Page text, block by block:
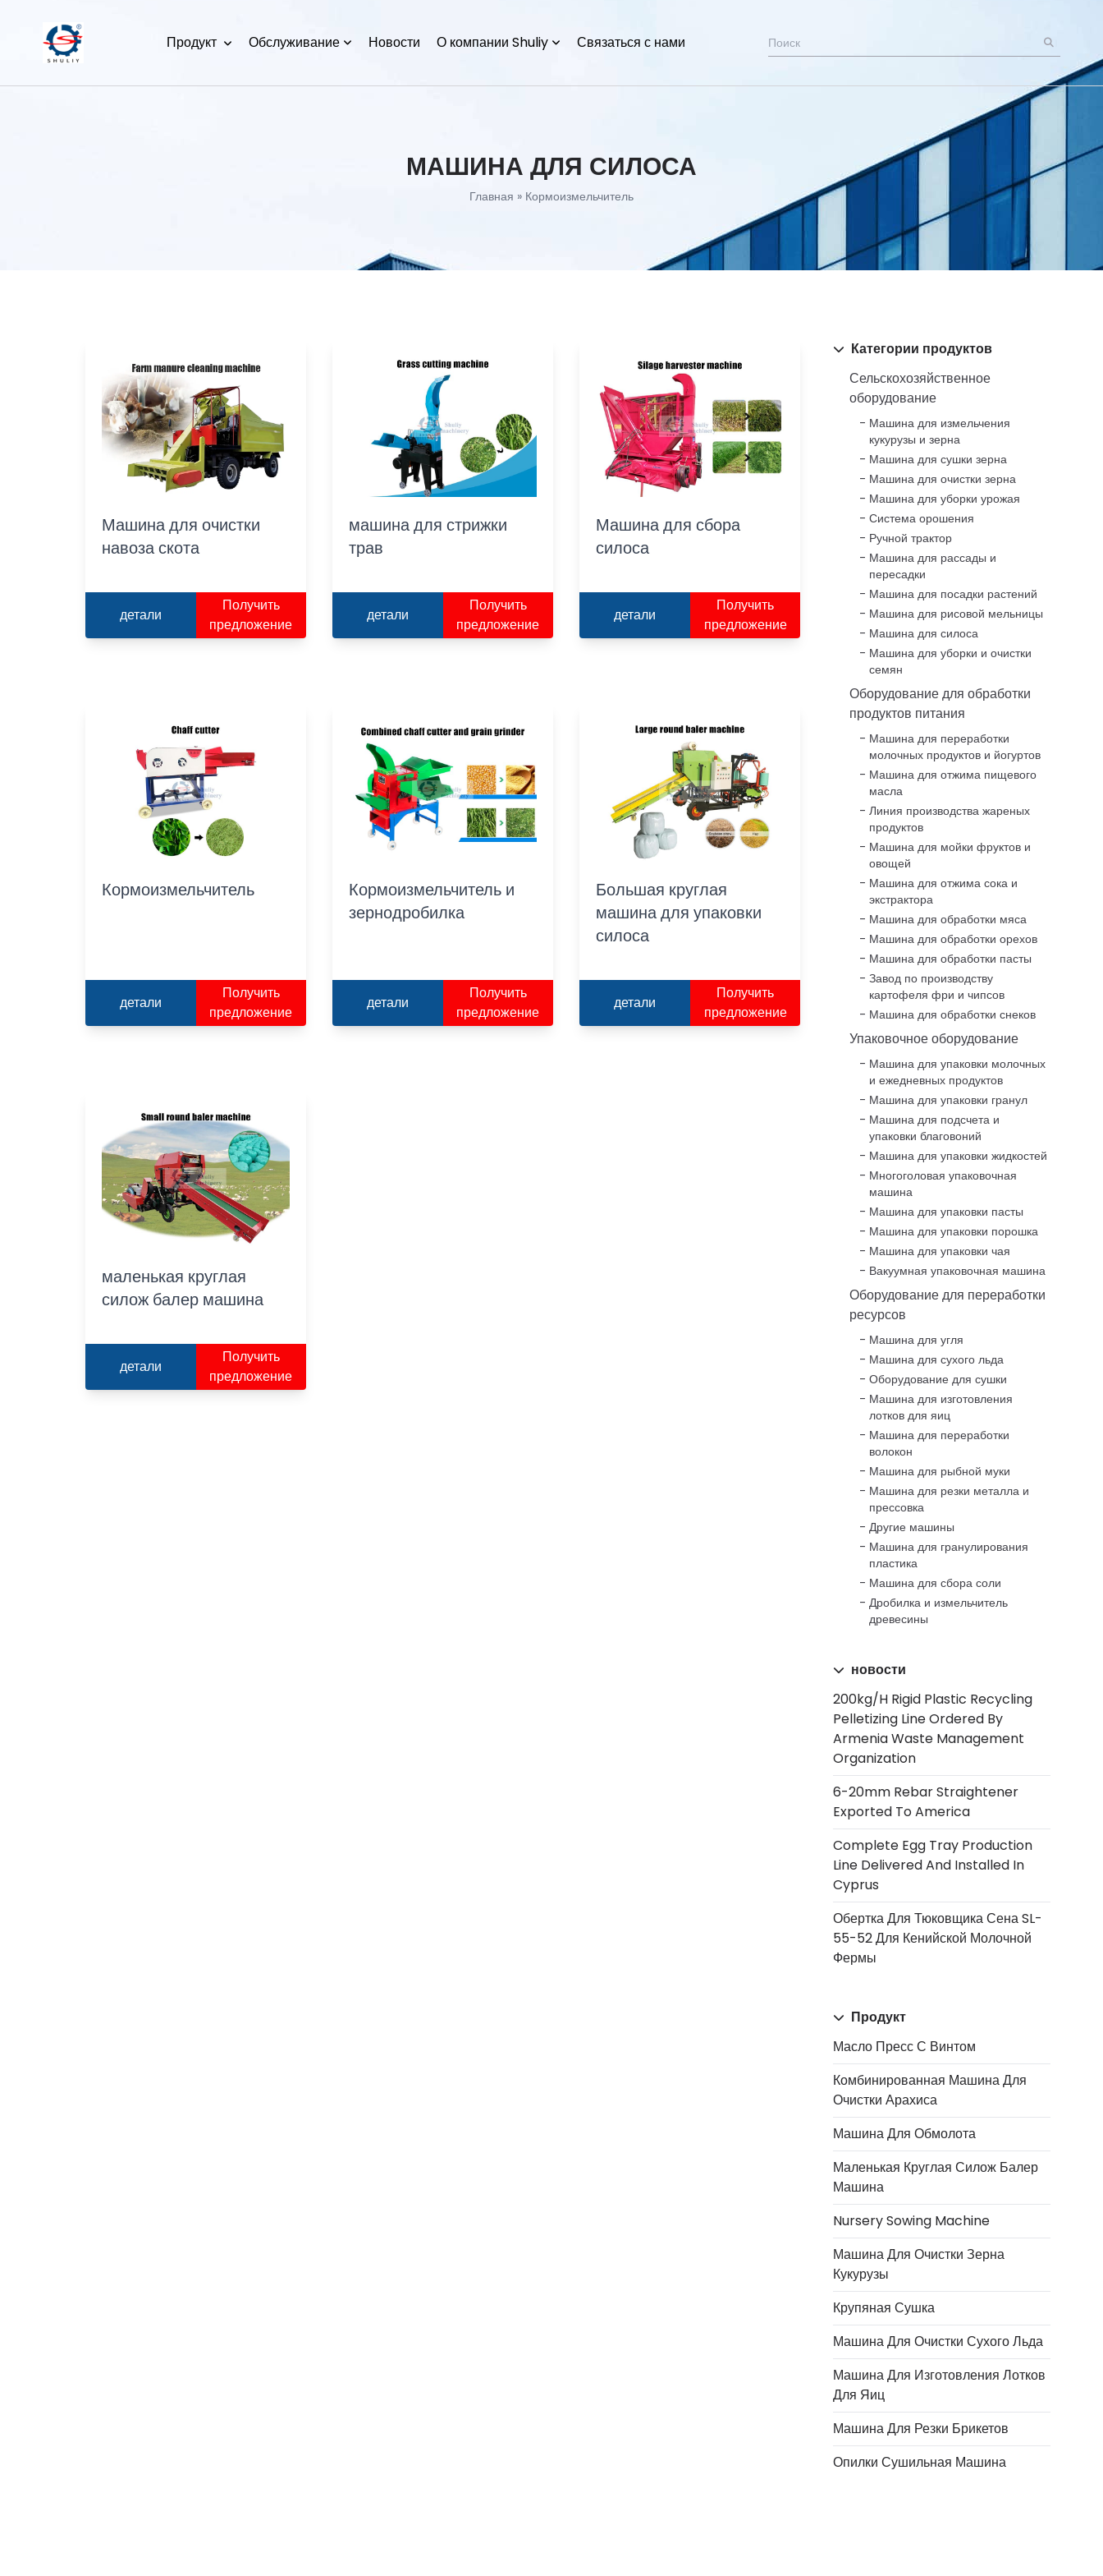
Продукт Обслуживание Новости О компании Shuliy Связаться с нами
МАШИНА ДЛЯ СИЛОСА
Главная » Кормоизмельчитель
Категории продуктов
Сельскохозяйственное
оборудование
Машина для измельчения
кукурузы и зерна
Машина для сушки зерна
Машина для очистки зерна
Машина для уборки урожая
Система орошения
Ручной трактор
Машина для рассады и
пересадки
Машина для посадки растений
Машина для рисовой мельницы
Машина для силоса
Машина для уборки и очистки
семян
Оборудование для обработки
продуктов питания
Машина для переработки
молочных продуктов и йогуртов
Машина для отжима пищевого
масла
Линия производства жареных
продуктов
Машина для мойки фруктов и
овощей
Машина для отжима сока и
экстрактора
Машина для обработки мяса
Машина для обработки орехов
Машина для обработки пасты
Завод по производству
картофеля фри и чипсов
Машина для обработки снеков
Упаковочное оборудование
Машина для упаковки молочных
и ежедневных продуктов
Машина для упаковки гранул
Машина для подсчета и
упаковки благовоний
Машина для упаковки жидкостей
Многоголовая упаковочная
машина
Машина для упаковки пасты
Машина для упаковки порошка
Машина для упаковки чая
Вакуумная упаковочная машина
Оборудование для переработки
ресурсов
Машина для угля
Машина для сухого льда
Оборудование для сушки
Машина для изготовления
лотков для яиц
Машина для переработки
волокон
Машина для рыбной муки
Машина для резки металла и
прессовка
Другие машины
Машина для гранулирования
пластика
Машина для сбора соли
Дробилка и измельчитель
древесины
новости
200kg/h Rigid Plastic Recycling
Pelletizing Line Ordered By
Armenia Waste Management
Organization
6-20mm Rebar Straightener
Exported To America
Complete Egg Tray Production
Line Delivered And Installed In
Cyprus
Обертка Для Тюковщика Сена SL-
55-52 Для Кенийской Молочной
Фермы
Продукт
Масло Пресс С Винтом
Комбинированная Машина Для
Очистки Арахиса
Машина Для Обмолота
Маленькая Круглая Силож Балер
Машина
Nursery Sowing Machine
Машина Для Очистки Зерна
Кукурузы
Крупяная Сушка
Машина Для Очистки Сухого Льда
Машина Для Изготовления Лотков
Для Яиц
Машина Для Резки Брикетов
Опилки Сушильная Машина
Машина для очистки
навоза скота
детали
Получить
предложение
машина для стрижки
трав
детали
Получить
предложение
Машина для сбора
силоса
детали
Получить
предложение
Кормоизмельчитель
детали
Получить
предложение
Кормоизмельчитель и
зернодробилка
детали
Получить
предложение
Большая круглая
машина для упаковки
силоса
детали
Получить
предложение
маленькая круглая
силож балер машина
детали
Получить
предложение
Greek